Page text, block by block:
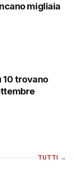
migliaia
10 trovano
TUTTI →